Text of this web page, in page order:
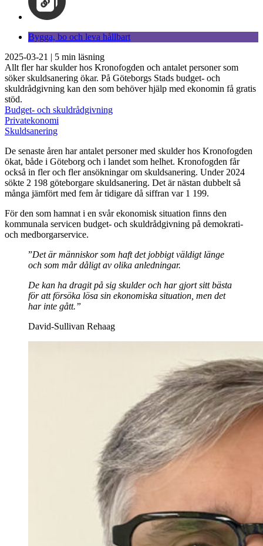
Bygga, bo och leva hållbart
2025-03-21 | 5 min läsning
Allt fler har skulder hos Kronofogden och antalet personer som
söker skuldsanering ökar. På Göteborgs Stads budget- och
skuldrådgivning kan den som behöver hjälp med ekonomin få gratis
stöd.
Budget- och skuldrådgivning
Privatekonomi
Skuldsanering
De senaste åren har antalet personer med skulder hos Kronofogden
ökat, både i Göteborg och i landet som helhet. Kronofogden får
också in fler och fler ansökningar om skuldsanering. Under 2024
sökte 2 198 göteborgare skuldsanering. Det är nästan dubbelt så
många jämfört med fem år tidigare då siffran var 1 199.
För den som hamnat i en svår ekonomisk situation finns den
kommunala servicen budget- och skuldrådgivning på demokrati-
och medborgarservice.
”Det är människor som haft det jobbigt väldigt länge
och som mår dåligt av olika anledningar.
De kan ha dragit på sig skulder och har gjort sitt bästa
för att försöka lösa sin ekonomiska situation, men det
har inte gått.”
David-Sullivan Rehaag